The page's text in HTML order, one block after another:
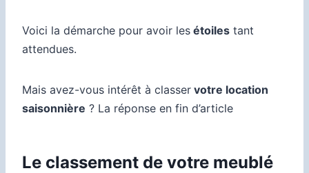
Voici la démarche pour avoir les étoiles tant
attendues.
Mais avez-vous intérêt à classer votre location
saisonnière ? La réponse en fin d’article
Le classement de votre meublé